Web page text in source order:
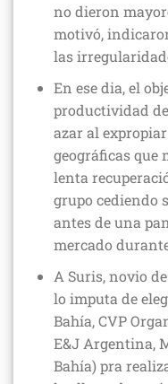
no dieron
motivó,
las
En ese dia, el
productividad
azar al
geográficas que
lenta
grupo cediendo
antes de una
mercado
A Suris, novio
lo imputa de
Bahía, CVP
E&J Argentina,
Bahía) pra